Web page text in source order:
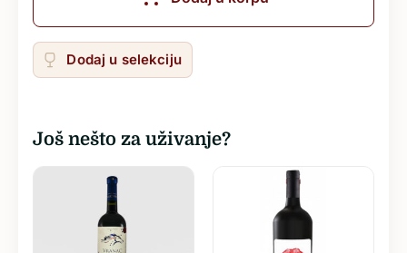
Dodaj u selekciju
Još nešto za uživanje?